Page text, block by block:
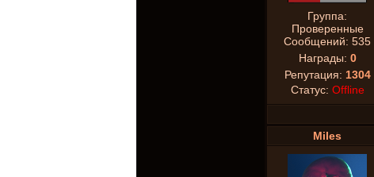
Группа:
Проверенные
Сообщений: 535
Награды: 0
Репутация: 1304
Статус: Offline
Miles